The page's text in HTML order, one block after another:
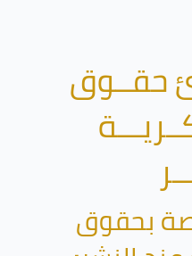
حقــوق
بحقوق